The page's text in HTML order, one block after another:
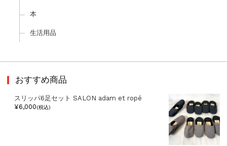
本
生活用品
おすすめ商品
スリッパ6足セット SALON adam et ropé
¥6,000(税込)